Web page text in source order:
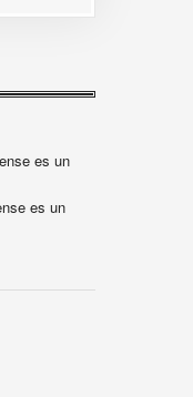
es un
es un